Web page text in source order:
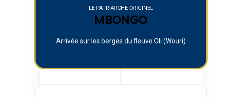
LE PATRIARCHE ORIGINEL
MBONGO
Arrivée sur les berges du fleuve Oli (Wouri)